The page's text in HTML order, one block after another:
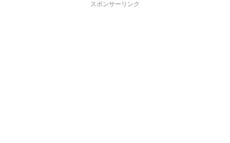
スポンサーリンク